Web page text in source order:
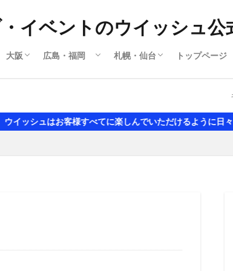
イベントのウイッシュ公
ブ
会
大阪
大阪ライブ
大阪撮影会
広島・福岡
岡山
広島ライブ
広島撮影会
福岡ライブ
福岡撮影会
札幌・仙台
札幌ライブ
札幌撮影会
トップページ
様すべてに楽しんでいただけるように日々努力いたしま